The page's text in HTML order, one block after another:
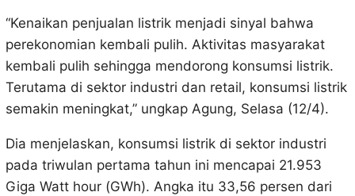
“Kenaikan penjualan listrik menjadi sinyal bahwa
perekonomian kembali pulih. Aktivitas masyarakat
kembali pulih sehingga mendorong konsumsi listrik.
Terutama di sektor industri dan retail, konsumsi listrik
semakin meningkat,” ungkap Agung, Selasa (12/4).
Dia menjelaskan, konsumsi listrik di sektor industri
pada triwulan pertama tahun ini mencapai 21.953
Giga Watt hour (GWh). Angka itu 33,56 persen dari